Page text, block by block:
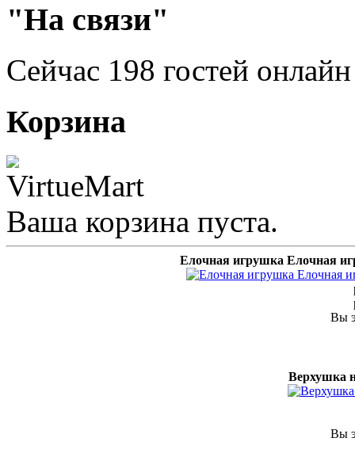
"На связи"
Сейчас 198 гостей онлайн
Корзина
Ваша корзина пуста.
Елочная игрушка Елочная
Вы
Верхушка
Вы